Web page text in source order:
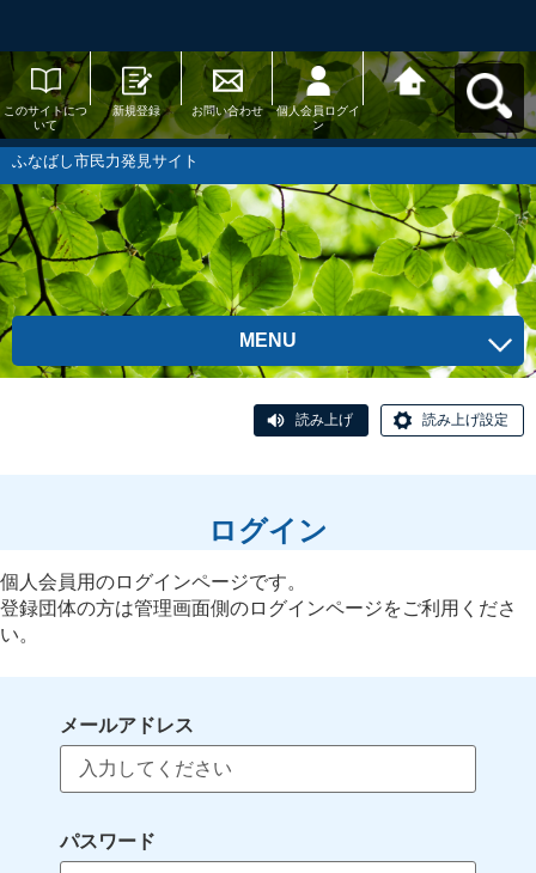
このサイトにつ
いて
新規登録 お問い合わせ
個人会員ログイ
ン
ふなばし市民力
発見サイトへ戻
る
ふなばし市民力発見サイト
MENU
読み上げ 読み上げ設定
ログイン
個人会員用のログインページです。
登録団体の方は管理画面側のログインページをご利用くださ
い。
メールアドレス
パスワード